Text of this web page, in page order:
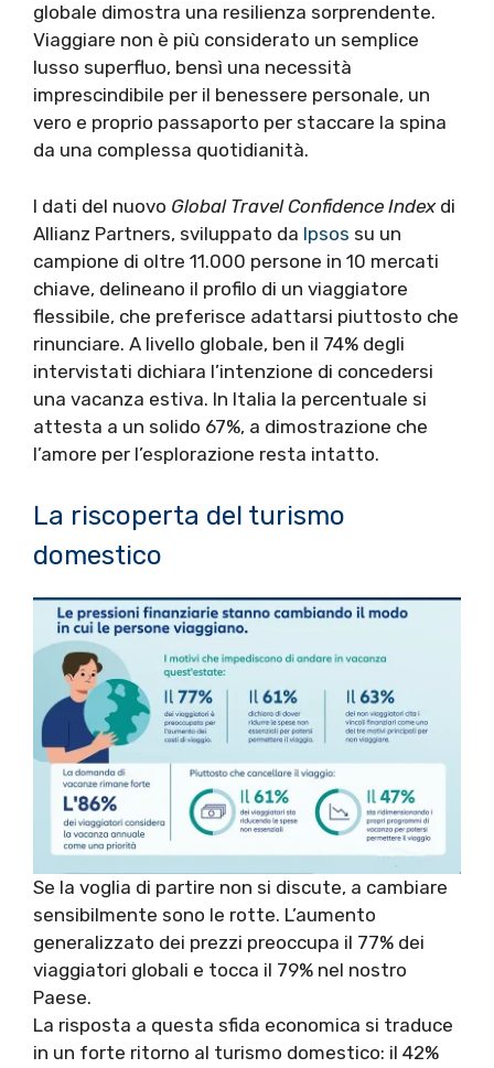
globale dimostra una resilienza sorprendente.
Viaggiare non è più considerato un semplice
lusso superfluo, bensì una necessità
imprescindibile per il benessere personale, un
vero e proprio passaporto per staccare la spina
da una complessa quotidianità.
I dati del nuovo Global Travel Confidence Indexdi
Allianz Partners, sviluppato da Ipsos su un
campione di oltre 11.000 persone in 10 mercati
chiave, delineano il profilo di un viaggiatore
flessibile, che preferisce adattarsi piuttosto che
rinunciare. A livello globale, ben il 74% degli
intervistati dichiara l’intenzione di concedersi
una vacanza estiva. In Italia la percentuale si
attesta a un solido 67%, a dimostrazione che
l’amore per l’esplorazione resta intatto.
La riscoperta del turismo
domestico
Se la voglia di partire non si discute, a cambiare
sensibilmente sono le rotte. L’aumento
generalizzato dei prezzi preoccupa il 77% dei
viaggiatori globali e tocca il 79% nel nostro
Paese.
La risposta a questa sfida economica si traduce
in un forte ritorno al turismo domestico: il 42%